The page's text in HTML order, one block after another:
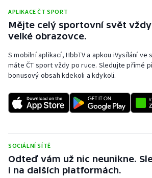
APLIKACE ČT SPORT
Mějte celý sportovní svět vždy
velké obrazovce.
S mobilní aplikací, HbbTV a apkou iVysílání
máte ČT sport vždy po ruce. Sledujte přímé
bonusový obsah kdekoli a kdykoli.
SOCIÁLNÍ SÍTĚ
Odteď vám už nic neunikne.
i na dalších platformách.